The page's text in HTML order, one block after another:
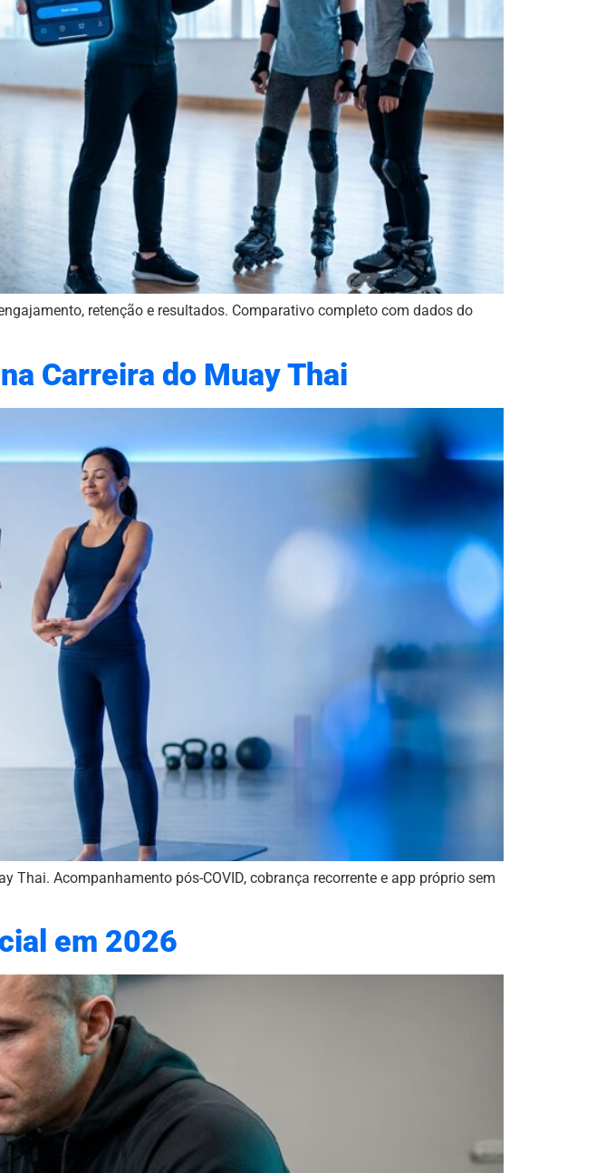
retenção e resultados. Comparativo completo com dados do
Carreira do Muay Thai
Acompanhamento pós-COVID, cobrança recorrente e app próprio sem
em 2026